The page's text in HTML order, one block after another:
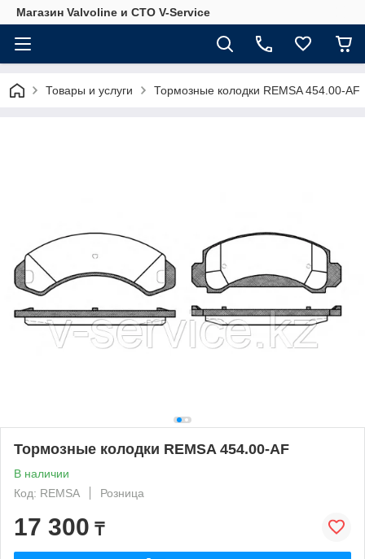
Магазин Valvoline и СТО V-Service
Товары и услуги Тормозные колодки REMSA 454.00-AF
Тормозные колодки REMSA 454.00-AF
В наличии
Код: REMSA
Розница
17 300 ₸